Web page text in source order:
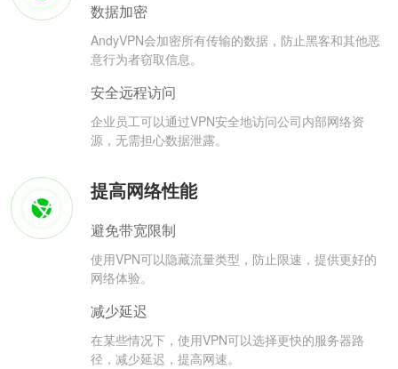
数据加密
AndyVPN会加密所有传输的数据，防止黑客和其他恶
意行为者窃取信息。
安全远程访问
企业员工可以通过VPN安全地访问公司内部网络资
源，无需担心数据泄露。
提高网络性能
避免带宽限制
使用VPN可以隐藏流量类型，防止限速，提供更好的
网络体验。
减少延迟
在某些情况下，使用VPN可以选择更快的服务器路
径，减少延迟，提高网速。